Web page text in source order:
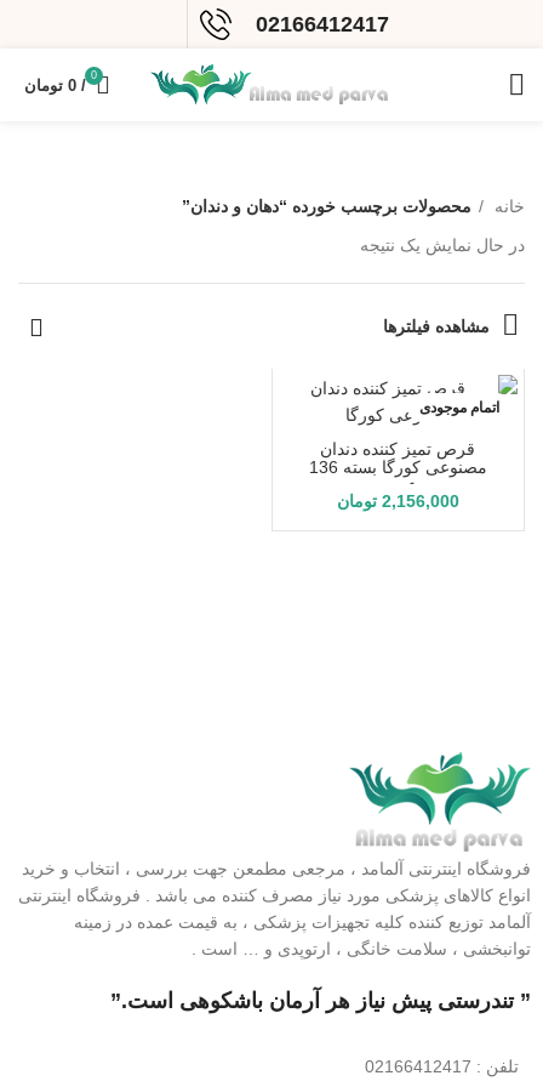
02166412417
0
/
0 تومان
خانه
محصولات برچسب خورده “دهان و دندان”
در حال نمایش یک نتیجه
مشاهده فیلترها
اتمام موجودی
قرص تمیز کننده دندان
مصنوعی کورگا بسته 136
عددی
2,156,000 تومان
فروشگاه اینترنتی آلمامد ، مرجعی مطمعن جهت بررسی ، انتخاب و خرید
انواع کالاهای پزشکی مورد نیاز مصرف کننده می باشد . فروشگاه اینترنتی
آلمامد توزیع کننده کلیه تجهیزات پزشکی ، به قیمت عمده در زمینه
توانبخشی ، سلامت خانگی ، ارتوپدی و … است .
” تندرستی پیش نیاز هر آرمان باشکوهی است.”
تلفن : 02166412417